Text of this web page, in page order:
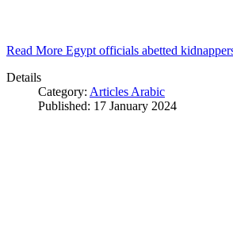
Read More Egypt officials abetted
Details
Category: Articles Arabic
Published: 17 January 2024